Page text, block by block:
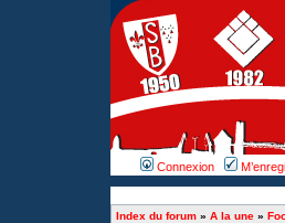
Connexion
Index du forum » A la une »